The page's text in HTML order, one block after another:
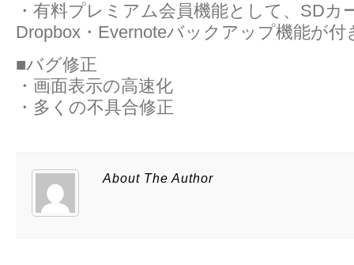
・有料プレミアム会員機能として、SDカ
Dropbox・Evernoteバックアップ機能が付
■バグ修正
・画面表示の高速化
・多くの不具合修正
About The Author